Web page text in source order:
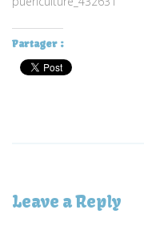
Partager :
Leave a Reply